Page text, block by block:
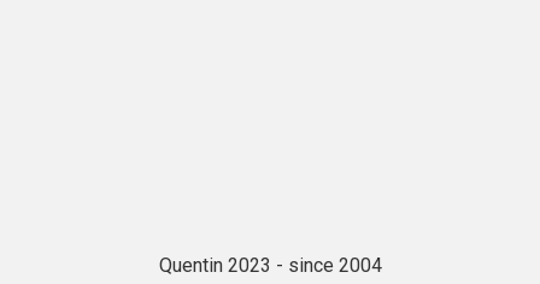
Quentin 2023 - since 2004